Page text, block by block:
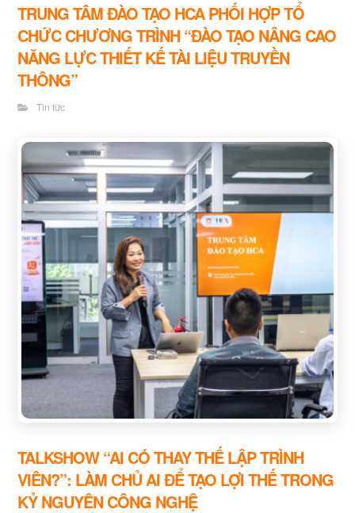
TRUNG TÂM ĐÀO TẠO HCA PHỐI HỢP TỔ
CHỨC CHƯƠNG TRÌNH “ĐÀO TẠO NÂNG CAO
NĂNG LỰC THIẾT KẾ TÀI LIỆU TRUYỀN
THÔNG”
Tin tức
TALKSHOW “AI CÓ THAY THẾ LẬP TRÌNH
VIÊN?”: LÀM CHỦ AI ĐỂ TẠO LỢI THẾ TRONG
KỶ NGUYÊN CÔNG NGHỆ